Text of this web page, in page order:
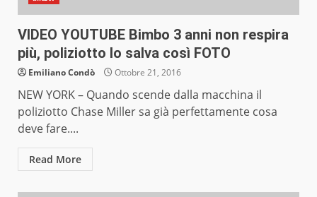
VIDEO YOUTUBE Bimbo 3 anni non respira
più, poliziotto lo salva così FOTO
Emiliano Condò Ottobre 21, 2016
NEW YORK – Quando scende dalla macchina il
poliziotto Chase Miller sa già perfettamente cosa
deve fare....
Read More